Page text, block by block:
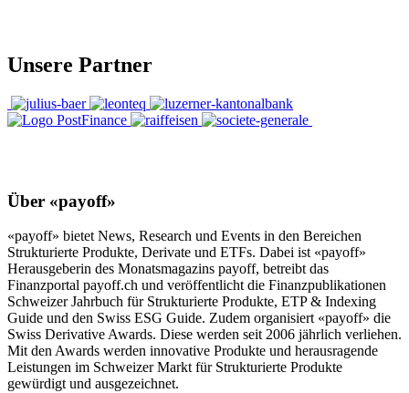
Unsere Partner
Über «payoff»
«payoff» bietet News, Research und Events in den Bereichen
Strukturierte Produkte, Derivate und ETFs. Dabei ist «payoff»
Herausgeberin des Monatsmagazins payoff, betreibt das
Finanzportal payoff.ch und veröffentlicht die Finanzpublikationen
Schweizer Jahrbuch für Strukturierte Produkte, ETP & Indexing
Guide und den Swiss ESG Guide. Zudem organisiert «payoff» die
Swiss Derivative Awards. Diese werden seit 2006 jährlich verliehen.
Mit den Awards werden innovative Produkte und herausragende
Leistungen im Schweizer Markt für Strukturierte Produkte
gewürdigt und ausgezeichnet.